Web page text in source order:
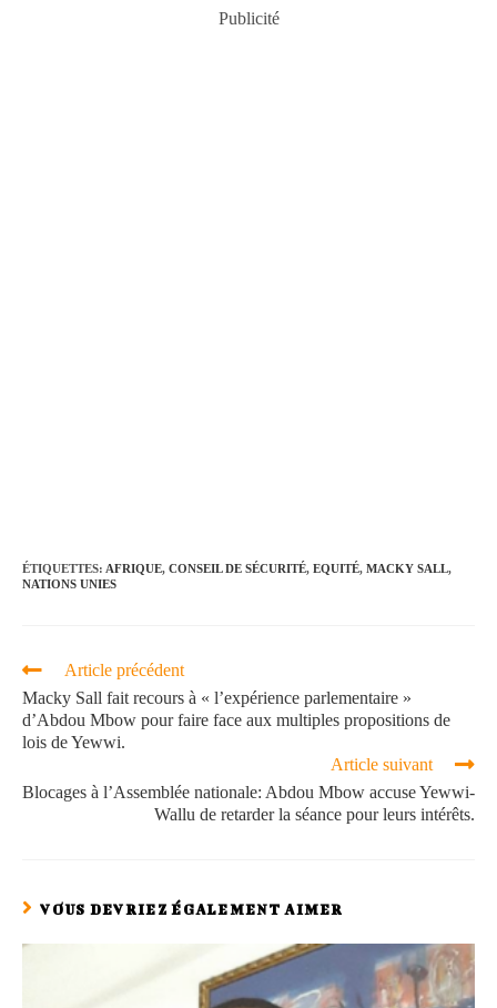
Publicité
ÉTIQUETTES: AFRIQUE, CONSEIL DE SÉCURITÉ, EQUITÉ, MACKY SALL,
NATIONS UNIES
Article précédent
Macky Sall fait recours à « l’expérience parlementaire »
d’Abdou Mbow pour faire face aux multiples propositions de
lois de Yewwi.
Article suivant
Blocages à l’Assemblée nationale: Abdou Mbow accuse Yewwi-
Wallu de retarder la séance pour leurs intérêts.
VOUS DEVRIEZ ÉGALEMENT AIMER